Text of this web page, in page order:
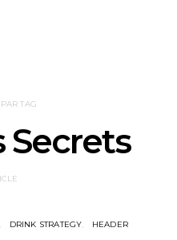
TAG
Secrets
DRINK STRATEGY HEADER